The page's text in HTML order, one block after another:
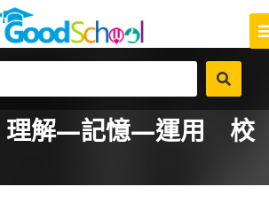
理解—記憶—運用 校